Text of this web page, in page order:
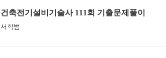
건축전기설비기술사 111회 기출문제풀이
서학범